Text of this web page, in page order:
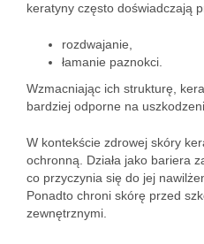
keratyny często doświadczają
rozdwajanie,
łamanie paznokci.
Wzmacniając ich strukturę,
bardziej odporne na
W kontekście zdrowej skóry
ochronną. Działa jako bariera
co przyczynia się do jej
Ponadto chroni skórę przed
zewnętrznymi.